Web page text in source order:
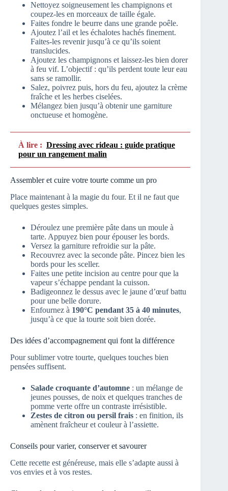
Nettoyez soigneusement les champignons et
coupez-les en morceaux de taille égale.
Faites fondre le beurre dans une grande poêle.
Ajoutez l’ail et les échalotes hachés finement.
Faites-les revenir jusqu’à ce qu’ils soient
translucides.
Ajoutez les champignons et laissez-les bien dorer
à feu vif. L’objectif : qu’ils perdent toute leur eau
sans se ramollir.
Salez, poivrez puis, hors du feu, ajoutez la crème
fraîche et les herbes ciselées.
Mélangez bien jusqu’à obtenir une garniture
onctueuse et homogène.
À lire : Dressing avec rideau : guide pratique
pour un rangement malin
Assembler et cuire votre tourte comme un pro
Place maintenant à la magie du four. Et il ne faut que
quelques gestes simples.
Déroulez une première pâte dans un moule à
tarte. Appuyez bien pour épouser les bords.
Versez la garniture refroidie sur la pâte.
Recouvrez avec la seconde pâte. Pincez bien les
bords pour les sceller.
Faites une petite incision au centre pour que la
vapeur s’échappe pendant la cuisson.
Badigeonnez le dessus avec le jaune d’œuf battu
pour une belle dorure.
Enfournez à 190°C pendant 35 à 40 minutes,
jusqu’à ce que la tourte soit bien dorée.
Des idées d’accompagnement qui font la différence
Pour sublimer votre tourte, quelques touches bien
pensées suffisent.
Salade croquante d’automne : un mélange de
jeunes pousses, de noix et quelques tranches de
pomme verte offre un contraste irrésistible.
Zestes de citron ou persil frais : en finition, ils
amènent fraîcheur et couleur à l’assiette.
Conseils pour varier, conserver et savourer
Cette recette est généreuse, mais elle s’adapte aussi à
vos envies et à vos restes.